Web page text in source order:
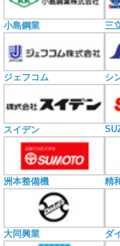
小島鋼業 三
ジェフコム シ
スイデン
洲本整備機 精
大同興業 ダ